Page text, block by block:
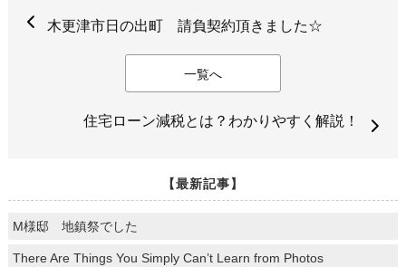
木更津市日の出町 請負契約頂きました☆
一覧へ
住宅ローン減税とは？わかりやすく解説！
【最新記事】
M様邸 地鎮祭でした
There Are Things You Simply Can’t Learn from Photos